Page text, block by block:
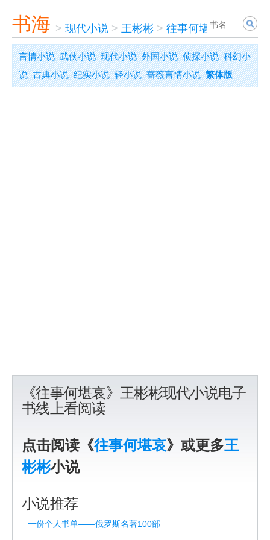
书海 > 现代小说 > 王彬彬 > 往事何堪哀
言情小说 武侠小说 现代小说 外国小说 侦探小说 科幻小
说 古典小说 纪实小说 轻小说 蔷薇言情小说 繁体版
《往事何堪哀》王彬彬现代小说电子
书线上看阅读
点击阅读《往事何堪哀》或更多王
彬彬小说
小说推荐
一份个人书单——俄罗斯名著100部